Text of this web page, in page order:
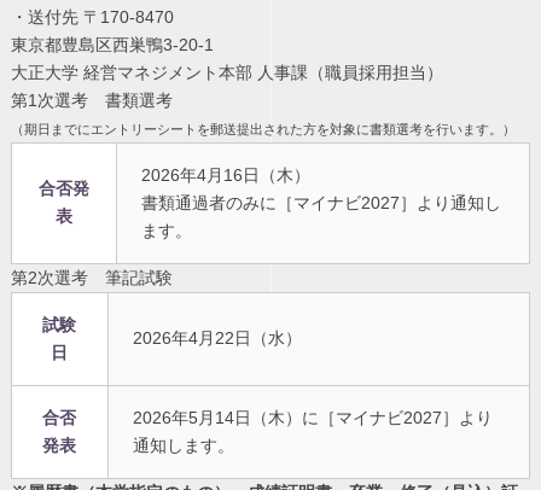
・送付先 〒170-8470
東京都豊島区西巣鴨3-20-1
大正大学 経営マネジメント本部 人事課（職員採用担当）
第1次選考 書類選考
（期日までにエントリーシートを郵送提出された方を対象に書類選考を行います。）
合否発
表
2026年4月16日（木）
書類通過者のみに［マイナビ2027］より通知し
ます。
第2次選考 筆記試験
試験
日
2026年4月22日（水）
合否
発表
2026年5月14日（木）に［マイナビ2027］より
通知します。